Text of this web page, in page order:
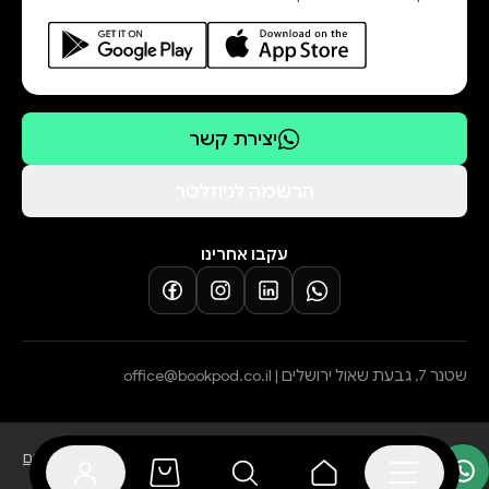
a cualquier persona que desee
comprender cómo la verdadera
trasciende el miedo— puede ser una
forma de sanación.
יצירת קשר
עקבו אחרינו
שטנר 7, גבעת שאול ירושלים | office@bookpod.co.il
בלוגשירות לקוחות מדיניות פרטיות הצהרת נגישותתקנון הרשמה לסופרים
מדיניות ביטול עסקה והחזרת מוצריםתקנון אתר